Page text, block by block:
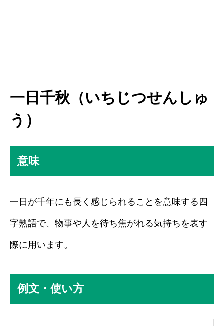
一日千秋（いちじつせんしゅ
う）
意味
一日が千年にも長く感じられることを意味する四
字熟語で、物事や人を待ち焦がれる気持ちを表す
際に用います。
例文・使い方